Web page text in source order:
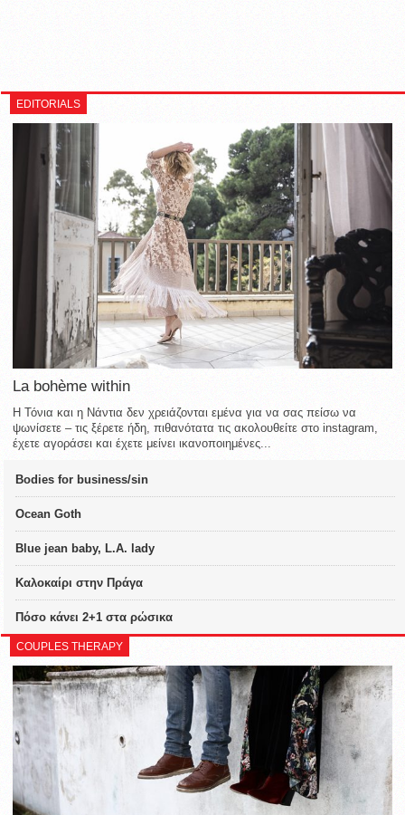
EDITORIALS
La bohème within
Η Τόνια και η Νάντια δεν χρειάζονται εμένα για να σας πείσω να
ψωνίσετε – τις ξέρετε ήδη, πιθανότατα τις ακολουθείτε στο instagram,
έχετε αγοράσει και έχετε μείνει ικανοποιημένες...
Bodies for business/sin
Ocean Goth
Blue jean baby, L.A. lady
Καλοκαίρι στην Πράγα
Πόσο κάνει 2+1 στα ρώσικα
COUPLES THERAPY